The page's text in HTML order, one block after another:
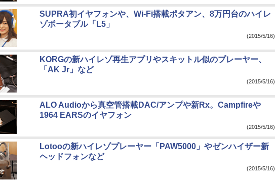
SUPRA初イヤフォンや、Wi-Fi搭載ポタアン、8万円台のハイレ
ゾポータブル「L5」
(2015/5/16)
KORGの新ハイレゾ再生アプリやスキットル似のプレーヤー、
「AK Jr」など
(2015/5/16)
ALO Audioから真空管搭載DAC/アンプや新Rx。Campfireや
1964 EARSのイヤフォン
(2015/5/16)
Lotooの新ハイレゾプレーヤー「PAW5000」やゼンハイザー新
ヘッドフォンなど
(2015/5/16)